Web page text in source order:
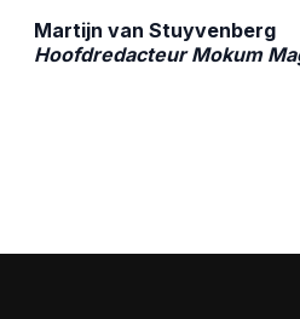
Martijn van Stuyvenberg
Hoofdredacteur Mokum